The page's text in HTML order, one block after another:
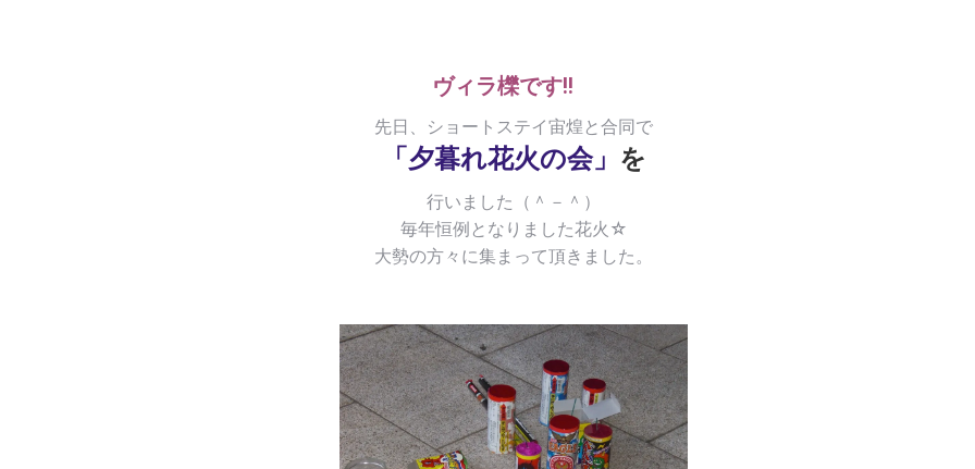
ヴィラ櫟です!!
先日、ショートステイ宙煌と合同で
「夕暮れ花火の会」 を
行いました（＾－＾）
毎年恒例となりました花火☆
大勢の方々に集まって頂きました。